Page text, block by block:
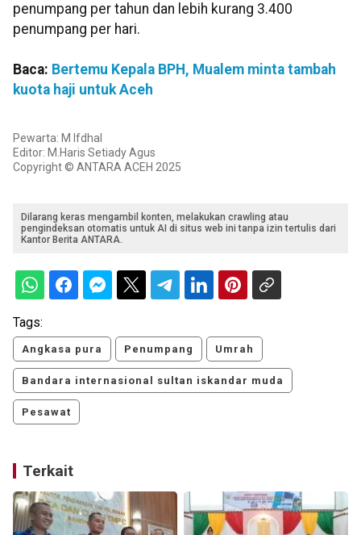
penumpang per tahun dan lebih kurang 3.400
penumpang per hari.
Baca: Bertemu Kepala BPH, Mualem minta tambah
kuota haji untuk Aceh
Pewarta: M Ifdhal
Editor: M.Haris Setiady Agus
Copyright © ANTARA ACEH 2025
Dilarang keras mengambil konten, melakukan crawling atau
pengindeksan otomatis untuk AI di situs web ini tanpa izin tertulis dari
Kantor Berita ANTARA.
Tags:
Angkasa pura Penumpang Umrah
Bandara internasional sultan iskandar muda
Pesawat
Terkait